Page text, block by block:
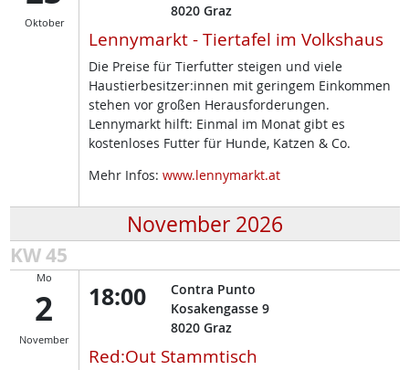
Oktober
8020 Graz
Lennymarkt - Tiertafel im Volkshaus
Die Preise für Tierfutter steigen und viele
Haustierbesitzer:innen mit geringem Einkommen
stehen vor großen Herausforderungen.
Lennymarkt hilft: Einmal im Monat gibt es
kostenloses Futter für Hunde, Katzen & Co.
Mehr Infos: www.lennymarkt.at
November 2026
KW 45
Mo
2
November
18:00
Contra Punto
Kosakengasse 9
8020 Graz
Red:Out Stammtisch